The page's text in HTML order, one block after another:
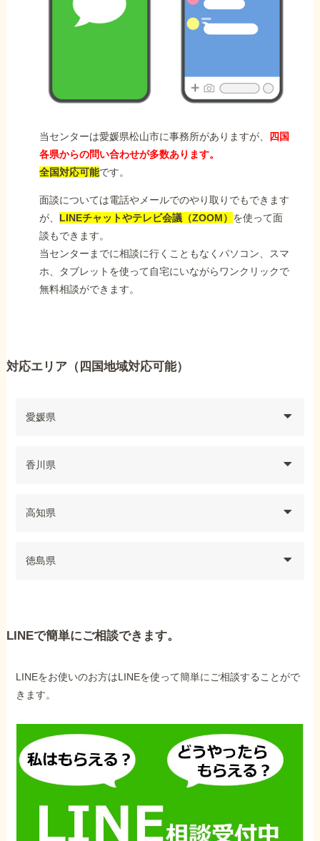
当センターは愛媛県松山市に事務所がありますが、
四国
各県からの問い合わせが多数あります。
全国対応可能です。
面談については電話やメールでのやり取りでもできます
が、 LINEチャットやテレビ会議（ZOOM） を使って面
談もできます。
当センターまでに相談に行くこともなくパソコン、スマ
ホ、タブレットを使って自宅にいながらワンクリックで
無料相談ができます。
対応エリア（四国地域対応可能）
愛媛県
香川県
高知県
徳島県
LINEで簡単にご相談できます。
LINEをお使いのお方はLINEを使って簡単にご相談することがで
きます。